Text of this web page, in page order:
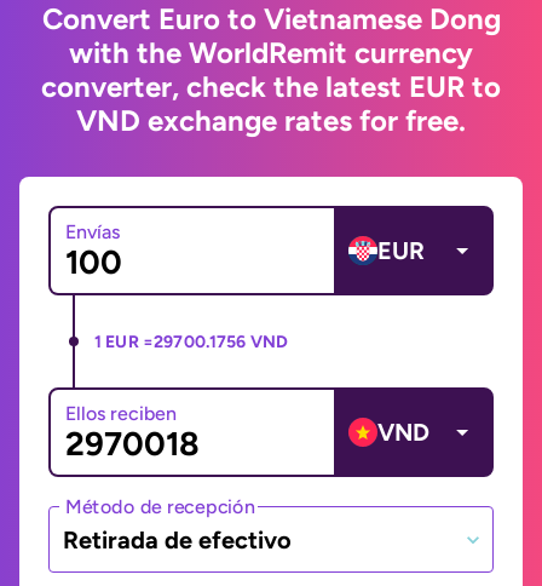
Convert Euro to Vietnamese Dong
with the WorldRemit currency
converter, check the latest EUR to
VND exchange rates for free.
Envías
EUR
1 EUR =29700.1756 VND
Ellos reciben
VND
Método de recepción
Retirada de efectivo